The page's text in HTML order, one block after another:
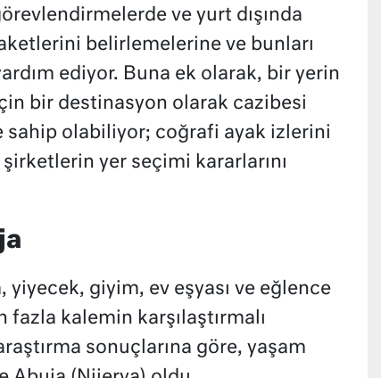
ve yurt dışında
belirlemelerine ve bunları
ediyor. Buna ek olarak, bir yerin
bir destinasyon olarak cazibesi
sahip olabiliyor; coğrafi ayak izlerini
yer seçimi kararlarını
yiyecek, giyim, ev eşyası ve eğlence
fazla kalemin karşılaştırmalı
sonuçlarına göre, yaşam